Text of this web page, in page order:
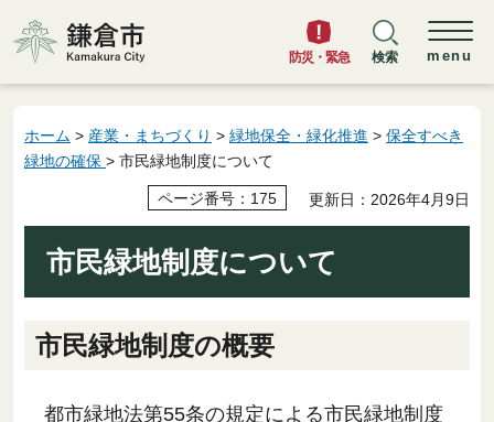
鎌倉市
防災・緊急 検索 menu
ホーム > 産業・まちづくり > 緑地保全・緑化推進 > 保全すべき
緑地の確保 > 市民緑地制度について
ページ番号：175 更新日：2026年4月9日
市民緑地制度について
市民緑地制度の概要
都市緑地法第55条の規定による市民緑地制度